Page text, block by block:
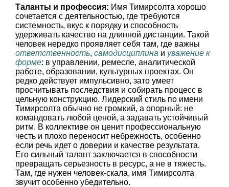
Таланты и профессия: Имя Тимирсолта хорошо
сочетается с деятельностью, где требуются
системность, вкус к порядку и способность
удерживать качество на длинной дистанции. Такой
человек нередко проявляет себя там, где важны
ответственность, самодисциплина и уважение к
форме: в управлении, ремесле, аналитической
работе, образовании, культурных проектах. Он
редко действует импульсивно, зато умеет
просчитывать последствия и собирать процесс в
цельную конструкцию. Лидерский стиль по имени
Тимирсолта обычно не громкий, а опорный: не
командовать любой ценой, а задавать устойчивый
ритм. В коллективе он ценит профессиональную
честь и плохо переносит небрежность, особенно
если речь идет о доверии и качестве результата.
Его сильный талант заключается в способности
превращать серьезность в ресурс, а не в тяжесть.
Там, где нужен человек-скала, имя Тимирсолта
звучит особенно убедительно.